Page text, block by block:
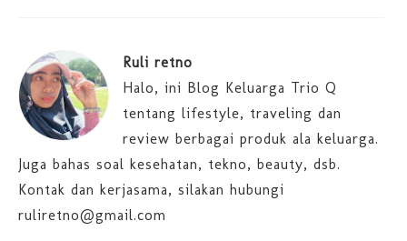
Ruli retno
Halo, ini Blog Keluarga Trio Q
tentang lifestyle, traveling dan
review berbagai produk ala keluarga.
Juga bahas soal kesehatan, tekno, beauty, dsb.
Kontak dan kerjasama, silakan hubungi
ruliretno@gmail.com